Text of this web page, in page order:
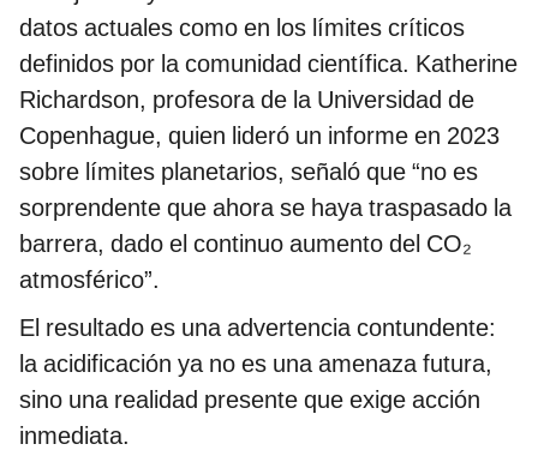
datos actuales como en los límites críticos
definidos por la comunidad científica. Katherine
Richardson, profesora de la Universidad de
Copenhague, quien lideró un informe en 2023
sobre límites planetarios, señaló que “no es
sorprendente que ahora se haya traspasado la
barrera, dado el continuo aumento del CO₂
atmosférico”.
El resultado es una advertencia contundente:
la acidificación ya no es una amenaza futura,
sino una realidad presente que exige acción
inmediata.